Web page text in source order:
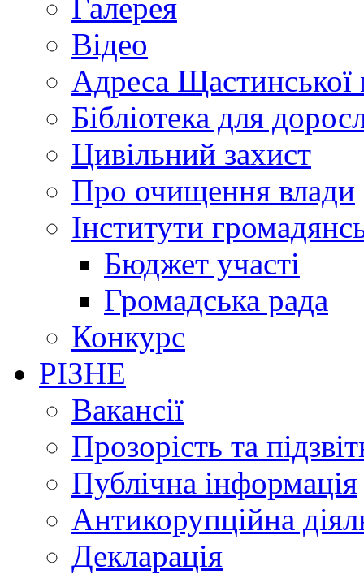
Галерея
Відео
Адреса Щастинської
Бібліотека для
Цивільний захист
Про очищення влади
Інститути
Бюджет участі
Громадська рада
Конкурс
РІЗНЕ
Вакансії
Прозорість та
Публічна інформація
Антикорупційна
Декларація